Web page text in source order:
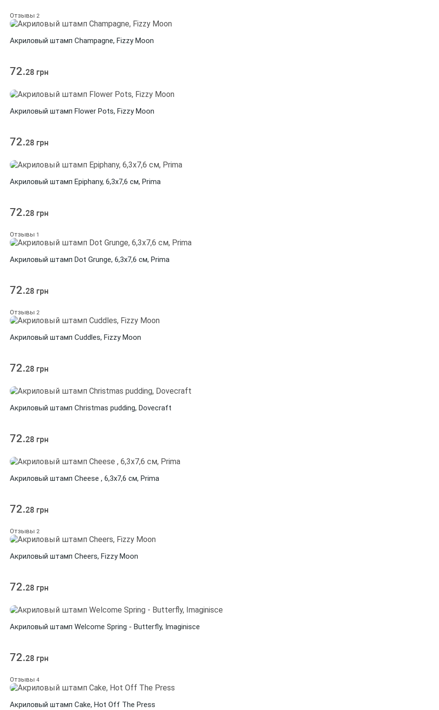
Отзывы 2
Акриловый штамп Champagne, Fizzy Moon
72.28 грн
Акриловый штамп Flower Pots, Fizzy Moon
72.28 грн
Акриловый штамп Epiphany, 6,3х7,6 см, Prima
72.28 грн
Отзывы 1
Акриловый штамп Dot Grunge, 6,3х7,6 см, Prima
72.28 грн
Отзывы 2
Акриловый штамп Cuddles, Fizzy Moon
72.28 грн
Акриловый штамп Christmas pudding, Dovecraft
72.28 грн
Акриловый штамп Cheese , 6,3х7,6 см, Prima
72.28 грн
Отзывы 2
Акриловый штамп Cheers, Fizzy Moon
72.28 грн
Акриловый штамп Welcome Spring - Butterfly, Imaginisce
72.28 грн
Отзывы 4
Акриловый штамп Cake, Hot Off The Press